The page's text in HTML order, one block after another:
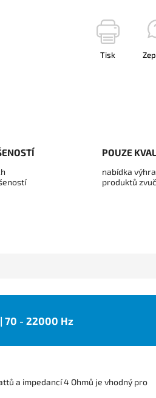
Tisk
POUZE
nabídka
produktů
70 - 22000 Hz
a impedancí 4 Ohmů je vhodný pro